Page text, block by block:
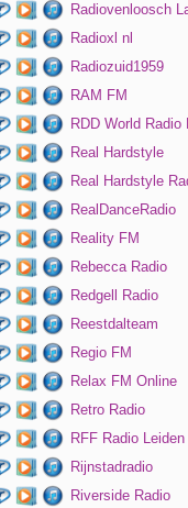
Radiovenloosch
Radioxl nl
Radiozuid1959
RAM FM
RDD World Radio
Real Hardstyle
Real Hardstyle
RealDanceRadio
Reality FM
Rebecca Radio
Redgell Radio
Reestdalteam
Regio FM
Relax FM Online
Retro Radio
RFF Radio Leiden
Rijnstadradio
Riverside Radio